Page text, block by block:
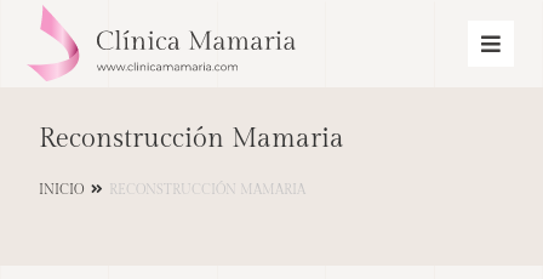
Reconstrucción Mamaria
INICIO RECONSTRUCCIÓN MAMARIA